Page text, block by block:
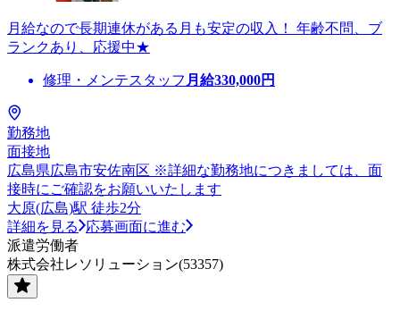
月給なので長期連休がある月も安定の収入！ 年齢不問、ブ
ランクあり、応援中★
修理・メンテスタッフ 月給330,000円
勤務地
面接地
広島県広島市安佐南区 ※詳細な勤務地につきましては、面
接時にご確認をお願いいたします
大原(広島)駅 徒歩2分
詳細を見る
応募画面に進む
派遣労働者
株式会社レソリューション(53357)